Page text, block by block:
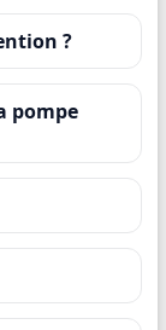
?
pompe